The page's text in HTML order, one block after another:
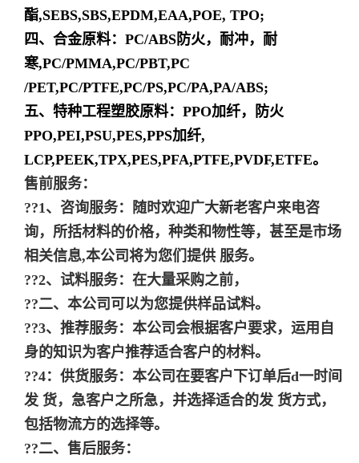
酯,SEBS,SBS,EPDM,EAA,POE, TPO;
四、合金原料：PC/ABS防火，耐冲，耐
寒,PC/PMMA,PC/PBT,PC
/PET,PC/PTFE,PC/PS,PC/PA,PA/ABS;
五、特种工程塑胶原料：PPO加纤，防火
PPO,PEI,PSU,PES,PPS加纤,
LCP,PEEK,TPX,PES,PFA,PTFE,PVDF,ETFE。
售前服务：
??1、咨询服务：随时欢迎广大新老客户来电咨
询，所括材料的价格，种类和物性等，甚至是市场
相关信息,本公司将为您们提供 服务。
??2、试料服务：在大量采购之前，
??二、本公司可以为您提供样品试料。
??3、推荐服务：本公司会根据客户要求，运用自
身的知识为客户推荐适合客户的材料。
??4：供货服务：本公司在要客户下订单后d一时间
发 货，急客户之所急，并选择适合的发 货方式，
包括物流方的选择等。
??二、售后服务：